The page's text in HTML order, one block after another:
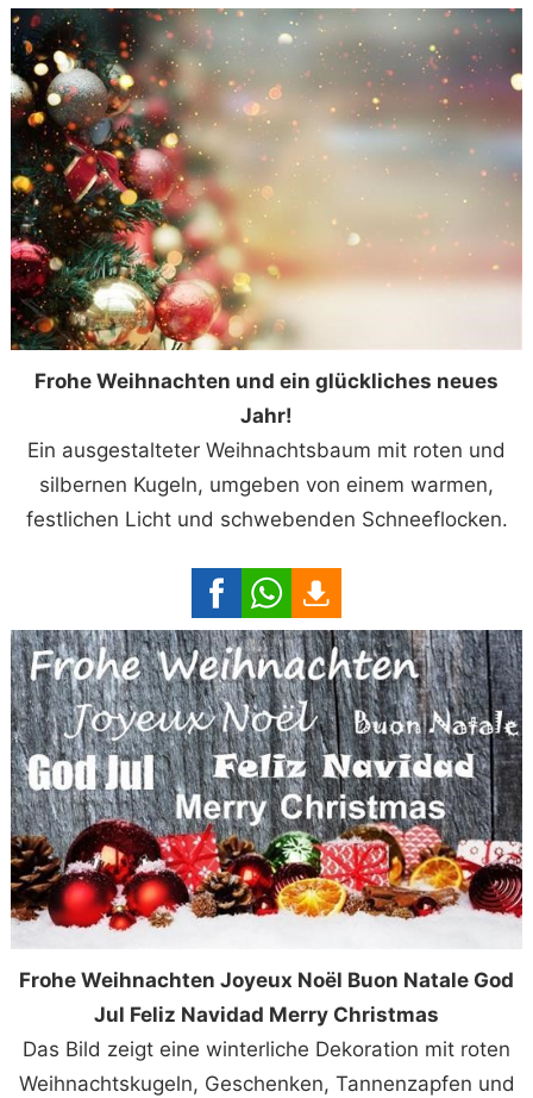
Frohe Weihnachten und ein glückliches neues
Jahr!
Ein ausgestalteter Weihnachtsbaum mit roten und
silbernen Kugeln, umgeben von einem warmen,
festlichen Licht und schwebenden Schneeflocken.
Frohe Weihnachten Joyeux Noël Buon Natale God
Jul Feliz Navidad Merry Christmas
Das Bild zeigt eine winterliche Dekoration mit roten
Weihnachtskugeln, Geschenken, Tannenzapfen und